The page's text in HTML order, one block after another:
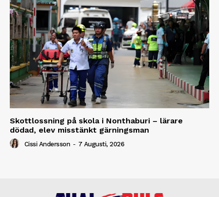
Skottlossning på skola i Nonthaburi – lärare
dödad, elev misstänkt gärningsman
Cissi Andersson - 7 Augusti, 2026